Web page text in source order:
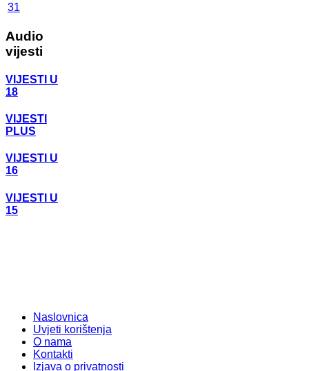
31
Audio
vijesti
VIJESTI U
18
VIJESTI
PLUS
VIJESTI U
16
VIJESTI U
15
Naslovnica
Uvjeti korištenja
O nama
Kontakti
Izjava o privatnosti